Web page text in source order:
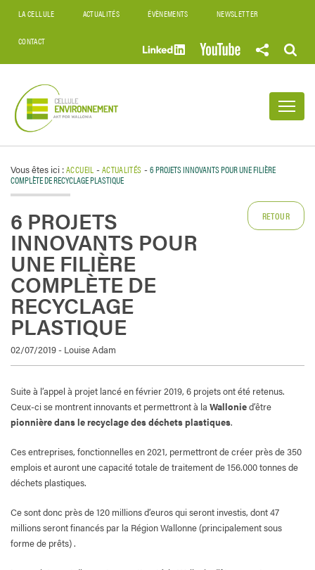
LA CELLULE ACTUALITÉS ÉVÈNEMENTS NEWSLETTER
CONTACT
Vous êtes ici :ACCUEIL -ACTUALITÉS -6 PROJETS INNOVANTS POUR UNE FILIÈRE
COMPLÈTE DE RECYCLAGE PLASTIQUE
6 PROJETS
INNOVANTS POUR
UNE FILIÈRE
COMPLÈTE DE
RECYCLAGE
PLASTIQUE
02/07/2019 - Louise Adam
RETOUR
Suite à l’appel à projet lancé en février 2019, 6 projets ont été retenus.
Ceux-ci se montrent innovants et permettront à la Wallonied’être
pionnière dans le recyclage des déchets plastiques.
Ces entreprises, fonctionnelles en 2021, permettront de créer près de 350
emplois et auront une capacité totale de traitement de 156.000 tonnes de
déchets plastiques.
Ce sont donc près de 120 millions d’euros qui seront investis, dont 47
millions seront financés par la Région Wallonne (principalement sous
forme de prêts) .